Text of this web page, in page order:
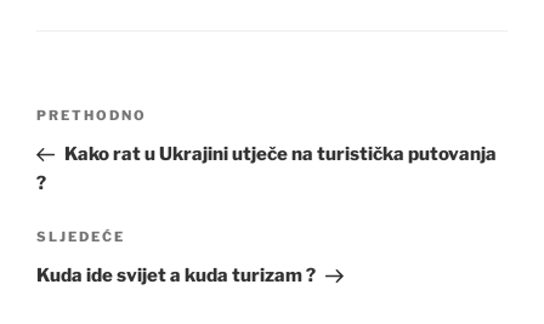
Navigacija
Prethodna
objava
PRETHODNO
Kako rat u Ukrajini utječe na turistička putovanja
?
Sljedeća
objava
SLJEDEĆE
Kuda ide svijet a kuda turizam ?